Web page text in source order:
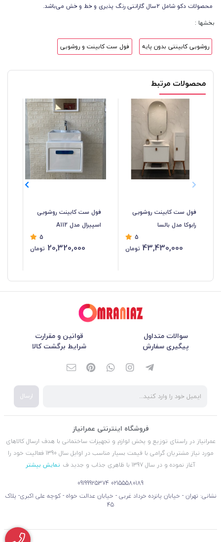
محصولات دکو شامل 2سال گارانتی رنگ پذیری و خط و خش می‌باشد.
بخشها :
روشویی کابینتی بدون پایه فول ست کابینت و روشویی
محصولات مرتبط
فول ست کابینت روشویی
رابوکا مدل بالسا
5
43,430,000 تومان
فول ست کابینت روشویی
اسپیرال مدل A112
5
20,320,000 تومان
سوالات متداول
قوانین و مقرارت
پیگیری سفارش
شرایط برگشت کالا
ارسال
فروشگاه اینترنتی عمرانیاز
عمرانیاز در راستای توزیع و پخش لوازم و تجهیزات ساختمانی با هدف ارسال کالاهای
مورد نیاز مشتریان گرامی با قیمت بسیار مناسب در اوایل سال 1390 فعالیت خود را
آغاز نموده و در سال 1397 با ظاهری جذاب و جدید ف
نمایش بیشتر
02155580189
09199925374
نشانی: تهران - خیابان پانزده خرداد غربی - خیابان عدالت خواه - کوچه علی اکبری- پلاک
45